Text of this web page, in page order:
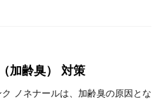
加齢臭） 対策
ノネナールは、加齢臭の原因とな